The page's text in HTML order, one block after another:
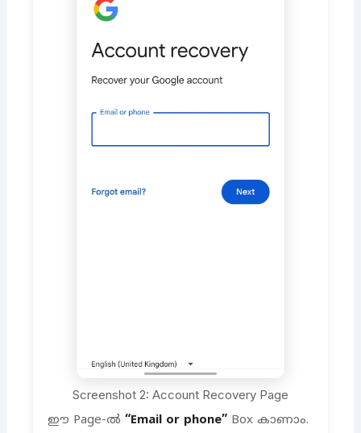
Screenshot 2: Account Recovery Page
ഈ Page-ൽ “Email or phone”Box കാണാം.